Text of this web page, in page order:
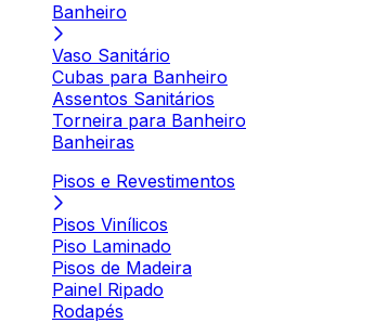
Banheiro
Vaso Sanitário
Cubas para Banheiro
Assentos Sanitários
Torneira para Banheiro
Banheiras
Pisos e Revestimentos
Pisos Vinílicos
Piso Laminado
Pisos de Madeira
Painel Ripado
Rodapés